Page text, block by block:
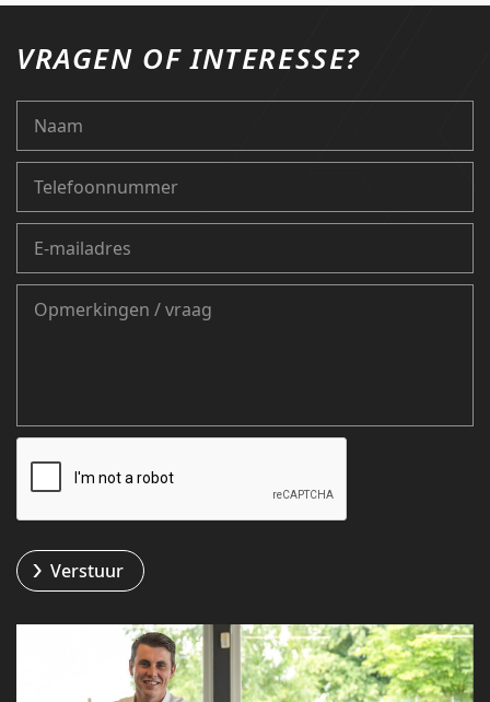
VRAGEN OF INTERESSE?
Verstuur